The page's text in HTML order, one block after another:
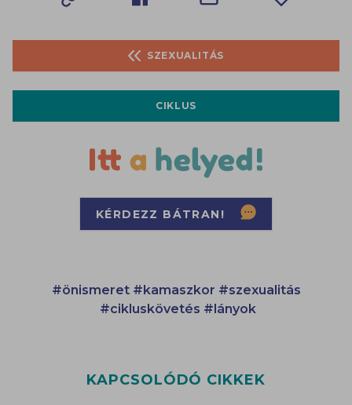
SZEXUALITÁS
CIKLUS
KÉRDEZZ BÁTRAN!
#önismeret #kamaszkor #szexualitás
#cikluskövetés #lányok
KAPCSOLÓDÓ CIKKEK